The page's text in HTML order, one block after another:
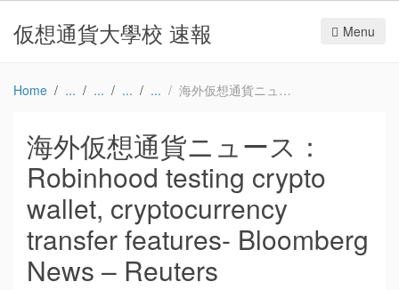
仮想通貨大學校 速報 Menu
Home 海外仮想通貨ニュース：Robinhood testing crypto wallet, cryptocurrency transfer features- Bloomberg News – Reuters
海外仮想通貨ニュース：
Robinhood testing crypto
wallet, cryptocurrency
transfer features- Bloomberg
News – Reuters